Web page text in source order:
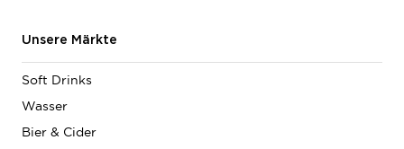
Unsere Märkte
Soft Drinks
Wasser
Bier & Cider